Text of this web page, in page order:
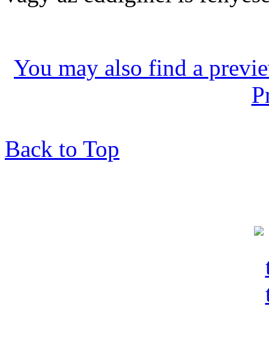
You may also find a
Back to Top